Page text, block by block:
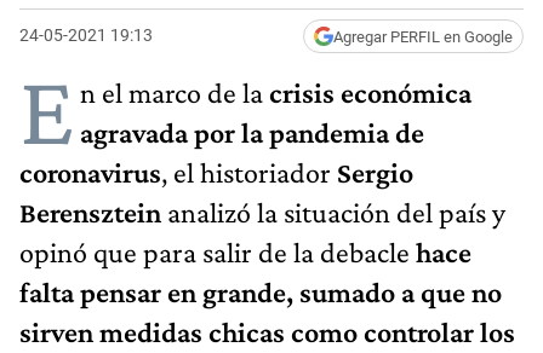
24-05-2021 19:13 Agregar PERFIL en Google
E n el marco de lacrisis económica
agravada por la pandemia de
coronavirus, el historiador Sergio
Berensztein analizó la situación del país y
opinó que para salir de la debacle hace
falta pensar en grande, sumado a que no
sirven medidas chicas como controlar los